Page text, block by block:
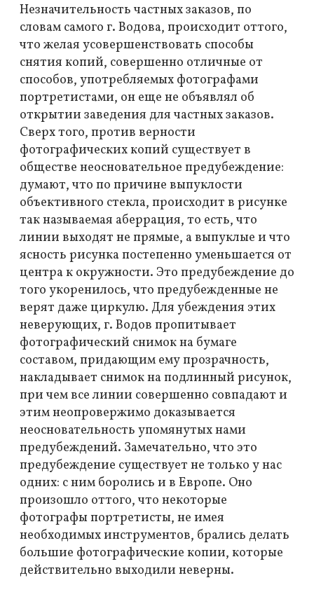
Незначительность частных заказов, по
словам самого г. Водова, происходит оттого,
что желая усовершенствовать способы
снятия копий, совершенно отличные от
способов, употребляемых фотографами
портретистами, он еще не объявлял об
открытии заведения для частных заказов.
Сверх того, против верности
фотографических копий существует в
обществе неосновательное предубеждение:
думают, что по причине выпуклости
объективного стекла, происходит в рисунке
так называемая аберрация, то есть, что
линии выходят не прямые, а выпуклые и что
ясность рисунка постепенно уменьшается от
центра к окружности. Это предубеждение до
того укоренилось, что предубежденные не
верят даже циркулю. Для убеждения этих
неверующих, г. Водов пропитывает
фотографический снимок на бумаге
составом, придающим ему прозрачность,
накладывает снимок на подлинный рисунок,
при чем все линии совершенно совпадают и
этим неопровержимо доказывается
неосновательность упомянутых нами
предубеждений. Замечательно, что это
предубеждение существует не только у нас
одних: с ним боролись и в Европе. Оно
произошло оттого, что некоторые
фотографы портретисты, не имея
необходимых инструментов, брались делать
большие фотографические копии, которые
действительно выходили неверны.